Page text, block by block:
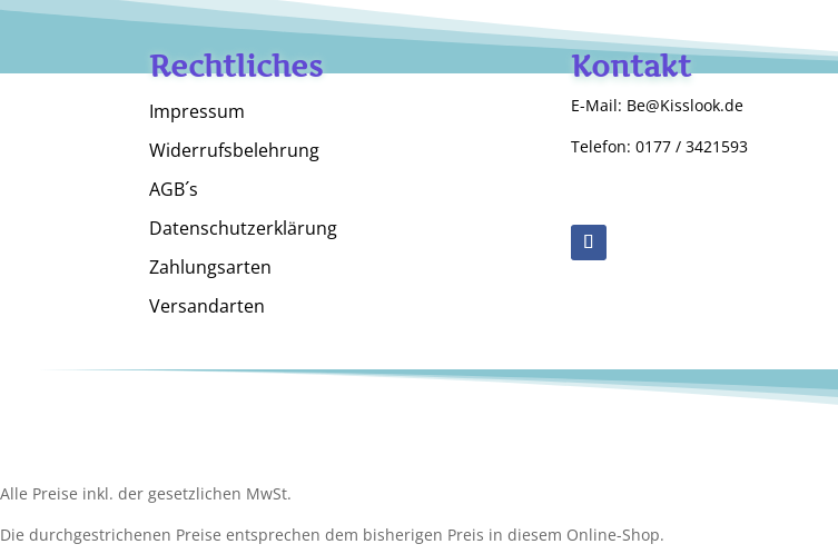
Rechtliches
Impressum
Widerrufsbelehrung
AGB´s
Datenschutzerklärung
Zahlungsarten
Versandarten
Kontakt
E-Mail: Be@Kisslook.de
Telefon: 0177 / 3421593
Alle Preise inkl. der gesetzlichen MwSt.
Die durchgestrichenen Preise entsprechen dem bisherigen Preis in diesem Online-Shop.